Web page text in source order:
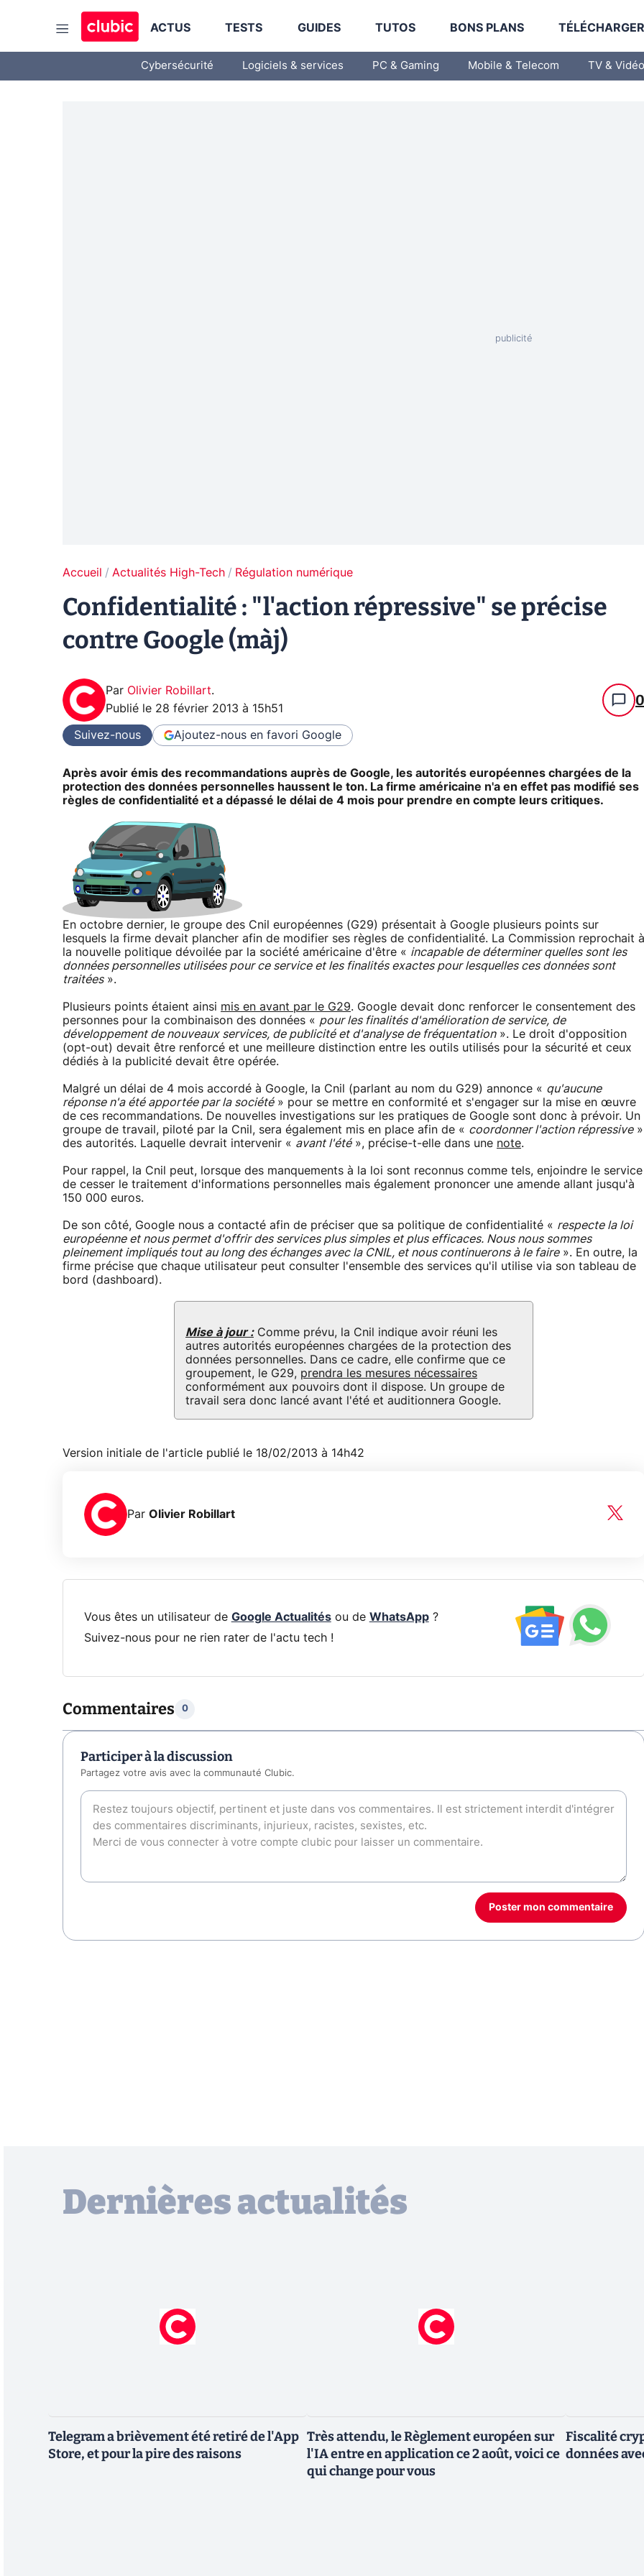
ACTUS TESTS GUIDES TUTOS BONS PLANS
Cybersécurité Logiciels & services PC & Gaming Mobile & Telecom TV & Vidéo
Accueil Actualités High-Tech Régulation numérique
Confidentialité : "l'action répressive" se précise
contre Google (màj)
Par Olivier Robillart.
Publié le 28 février 2013 à 15h51 0
Suivez-nous Ajoutez-nous en favori Google
Après avoir émis des recommandations auprès de Google, les autorités européennes chargées de la
protection des données personnelles haussent le ton. La firme américaine n'a en effet pas modifié ses
règles de confidentialité et a dépassé le délai de 4 mois pour prendre en compte leurs critiques.
En octobre dernier, le groupe des Cnil européennes (G29) présentait à Google plusieurs points sur
lesquels la firme devait plancher afin de modifier ses règles de confidentialité. La Commission reprochait à
la nouvelle politique dévoilée par la société américaine d'être « incapable de déterminer quelles sont les
données personnelles utilisées pour ce service et les finalités exactes pour lesquelles ces données sont
traitées».
Plusieurs points étaient ainsi mis en avant par le G29. Google devait donc renforcer le consentement des
personnes pour la combinaison des données « pour les finalités d'amélioration de service, de
développement de nouveaux services, de publicité et d'analyse de fréquentation». Le droit d'opposition
(opt-out) devait être renforcé et une meilleure distinction entre les outils utilisés pour la sécurité et ceux
dédiés à la publicité devait être opérée.
Malgré un délai de 4 mois accordé à Google, la Cnil (parlant au nom du G29) annonce « qu'aucune
réponse n'a été apportée par la société» pour se mettre en conformité et s'engager sur la mise en œuvre
de ces recommandations. De nouvelles investigations sur les pratiques de Google sont donc à prévoir. Un
groupe de travail, piloté par la Cnil, sera également mis en place afin de « coordonner l'action répressive»
des autorités. Laquelle devrait intervenir « avant l'été», précise-t-elle dans une note.
Pour rappel, la Cnil peut, lorsque des manquements à la loi sont reconnus comme tels, enjoindre le service
de cesser le traitement d'informations personnelles mais également prononcer une amende allant jusqu'à
150 000 euros.
De son côté, Google nous a contacté afin de préciser que sa politique de confidentialité « respecte la loi
européenne et nous permet d'offrir des services plus simples et plus efficaces. Nous nous sommes
pleinement impliqués tout au long des échanges avec la CNIL, et nous continuerons à le faire». En outre, la
firme précise que chaque utilisateur peut consulter l'ensemble des services qu'il utilise via son tableau de
bord (dashboard).
Mise à jour :Comme prévu, la Cnil indique avoir réuni les
autres autorités européennes chargées de la protection des
données personnelles. Dans ce cadre, elle confirme que ce
groupement, le G29, prendra les mesures nécessaires
conformément aux pouvoirs dont il dispose. Un groupe de
travail sera donc lancé avant l'été et auditionnera Google.
Version initiale de l'article publié le 18/02/2013 à 14h42
Par Olivier Robillart
Vous êtes un utilisateur de Google Actualitésou de WhatsApp?
Suivez-nous pour ne rien rater de l'actu tech !
Commentaires 0
Participer à la discussion
Partagez votre avis avec la communauté Clubic.
Poster mon commentaire
Dernières actualités
Telegram a brièvement été retiré de l'App
Store, et pour la pire des raisons
Très attendu, le Règlement européen sur
l'IA entre en application ce 2 août, voici ce
qui change pour vous
Fiscalité
données